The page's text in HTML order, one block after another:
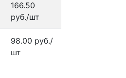
166.50
руб./шт
98.00 руб./
шт